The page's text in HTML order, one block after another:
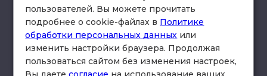
схема проезда
пользователей. Вы можете прочитать
подробнее о cookie-файлах в Политике
обработки персональных данных или
изменить настройки браузера. Продолжая
пользоваться сайтом без изменения настроек,